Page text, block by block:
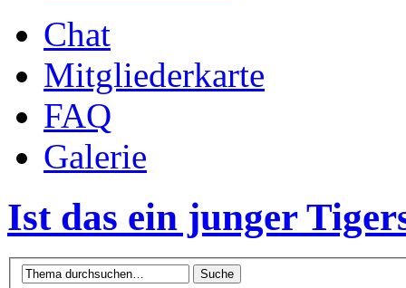
Chat
Mitgliederkarte
FAQ
Galerie
Ist das ein junger